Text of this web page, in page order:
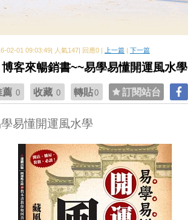
02-01 09:03:49| 人氣147| 回應0 | 上一篇 | 下一篇
博客來暢銷書~~易學易懂開運風水學
薦 0 收藏 0 轉貼0 訂閱站台
易懂開運風水學